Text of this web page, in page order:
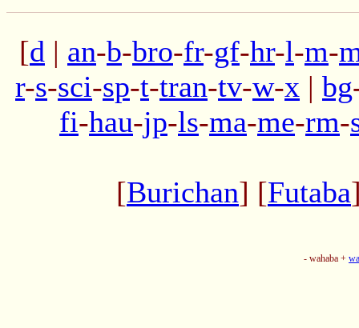
[d | an-b-bro-fr-gf-hr-l-m-
r-s-sci-sp-t-tran-tv-w-x | bg
fi-hau-jp-ls-ma-me-rm-
[Burichan] [Futaba
- wahaba +